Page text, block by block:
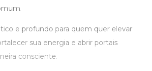
e profundo para quem quer elevar
sua energia e abrir portais
consciente.